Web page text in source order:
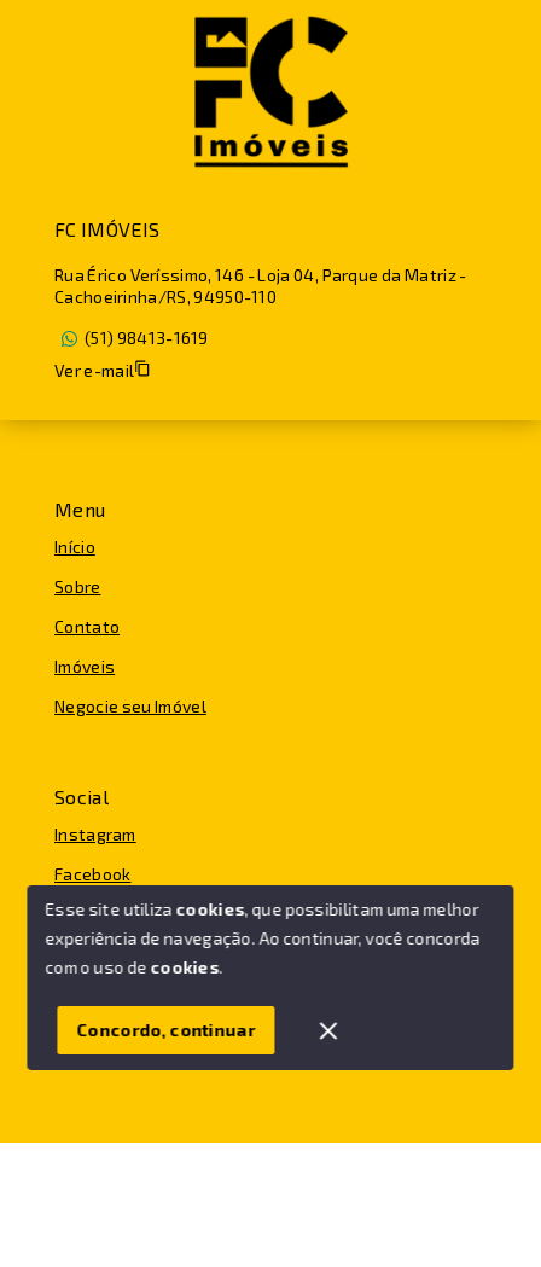
Menu
Início
Sobre
Contato
Imóveis
Negocie seu Imóvel
Social
Instagram
Facebook
© Copyright 2026 - FC IMÓVEIS - Todos os direitos
SITE PARA IMOBILIARIA
FC IMÓVEIS
Rua Érico Veríssimo, 146 - Loja 04, Parque da Matriz -
Cachoeirinha/RS, 94950-110
(51) 98413-1619
Ver e-mail
Esse site utiliza cookies, que possibilitam uma melhor
experiência de navegação.Ao continuar, você concorda
com o uso de cookies.
Concordo, continuar